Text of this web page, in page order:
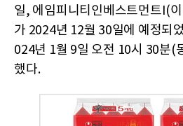
일, 에임피니티인베스트먼트I(
가 2024년 12월 30일에 예정되
024년 1월 9일 오전 10시 30분(
했다.